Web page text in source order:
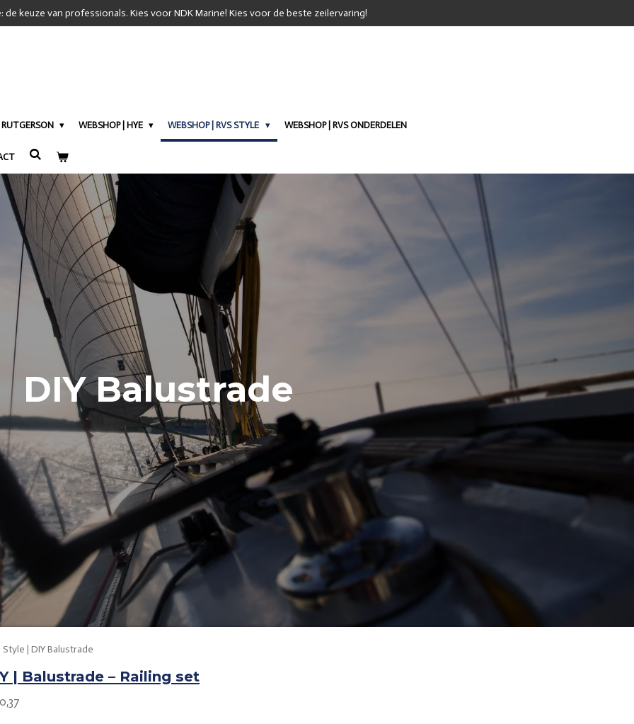
de keuze van professionals. Kies voor NDK Marine! Kies voor de beste zeilervaring!
WEBSHOP | HYE WEBSHOP | RVS STYLE WEBSHOP | RVS ONDERDELEN
DIY Balustrade
Style | DIY Balustrade
| Balustrade – Railing set